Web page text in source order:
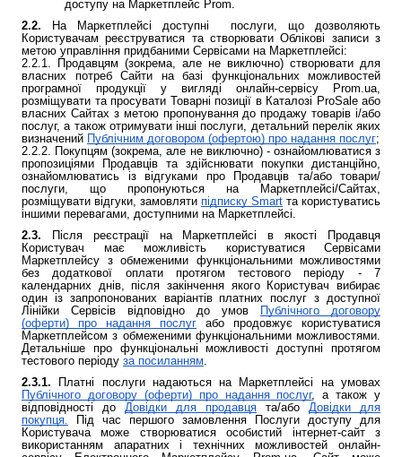
доступу на Маркетплейс Prom.
2.2. На Маркетплейсі доступні послуги, що дозволяють
Користувачам реєструватися та створювати Облікові записи з
метою управління придбаними Сервісами на Маркетплейсі:
2.2.1. Продавцям (зокрема, але не виключно) створювати для
власних потреб Сайти на базі функціональних можливостей
програмної продукції у вигляді онлайн-сервісу Prom.ua,
розміщувати та просувати Товарні позиції в Каталозі ProSale або
власних Сайтах з метою пропонування до продажу товарів і/або
послуг, а також отримувати інші послуги, детальний перелік яких
визначений Публічним договором (офертою) про надання послуг;
2.2.2. Покупцям (зокрема, але не виключно) - ознайомлюватися з
пропозиціями Продавців та здійснювати покупки дистанційно,
ознайомлюватись із відгуками про Продавців та/або товари/
послуги, що пропонуються на Маркетплейсі/Сайтах,
розміщувати відгуки, замовляти підписку Smart та користуватись
іншими перевагами, доступними на Маркетплейсі.
2.3. Після реєстрації на Маркетплейсі в якості Продавця
Користувач має можливість користуватися Сервісами
Маркетплейсу з обмеженими функціональними можливостями
без додаткової оплати протягом тестового періоду - 7
календарних днів, після закінчення якого Користувач вибирає
один із запропонованих варіантів платних послуг з доступної
Лінійки Сервісів відповідно до умов
Публічного договору
(оферти) про надання послуг або продовжує користуватися
Маркетплейсом з обмеженими функціональними можливостями.
Детальніше про функціональні можливості доступні протягом
тестового періоду за посиланням.
2.3.1.
Платні послуги надаються на Маркетплейсі на умовах
Публічного договору (оферти) про надання послуг,а також у
відповідності до Довідки для продавця та/або
Довідки для
покупця. Під час першого замовлення Послуги доступу для
Користувача може створюватися особистий інтернет-сайт з
використанням апаратних і технічних можливостей онлайн-